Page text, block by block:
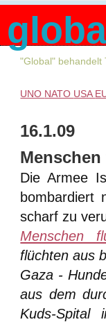
"Global" behandelt
UNO NATO USA
16.1.09
Die Armee
bombardiert
scharf zu
Menschen
flüchten aus
Gaza -
aus dem
Kuds-